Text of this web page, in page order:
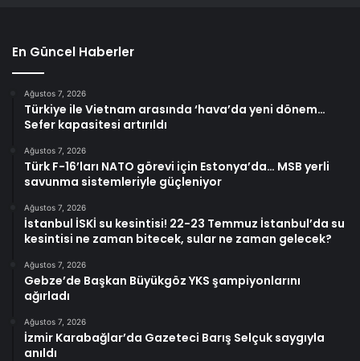
En Güncel Haberler
Ağustos 7, 2026
Türkiye ile Vietnam arasında ‘hava’da yeni dönem…
Sefer kapasitesi artırıldı
Ağustos 7, 2026
Türk F-16’ları NATO görevi için Estonya’da… MSB yerli
savunma sistemleriyle güçleniyor
Ağustos 7, 2026
İstanbul İSKİ su kesintisi! 22-23 Temmuz İstanbul’da su
kesintisi ne zaman bitecek, sular ne zaman gelecek?
Ağustos 7, 2026
Gebze’de Başkan Büyükgöz YKS şampiyonlarını
ağırladı
Ağustos 7, 2026
İzmir Karabağlar’da Gazeteci Barış Selçuk saygıyla
anıldı